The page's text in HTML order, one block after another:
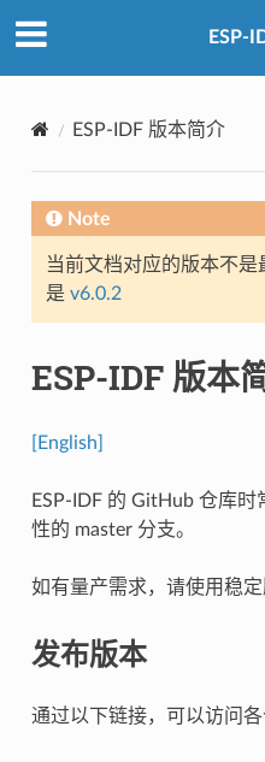
ESP-
ESP-IDF 版本简介
Note
当前文档对应的版本不
是 v6.0.2
ESP-IDF 版本
[English]
ESP-IDF 的 GitHub 仓库
性的 master 分支。
如有量产需求，请使用稳定
发布版本
通过以下链接，可以访问各